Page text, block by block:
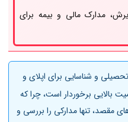
مدارک مالی و بیمه برای
و شناسایی برای اپلای و
بالایی برخوردار است، چرا که
مقصد، تنها مدارکی را بررسی و